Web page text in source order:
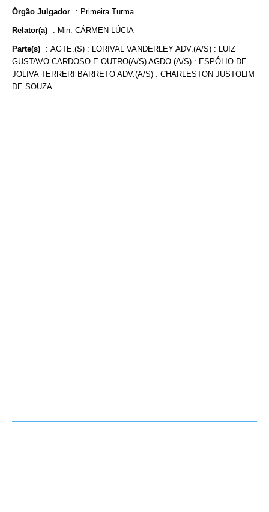
Órgão Julgador : Primeira Turma
Relator(a) : Min. CÁRMEN LÚCIA
Parte(s) : AGTE.(S) : LORIVAL VANDERLEY ADV.(A/S) : LUIZ
GUSTAVO CARDOSO E OUTRO(A/S) AGDO.(A/S) : ESPÓLIO DE
JOLIVA TERRERI BARRETO ADV.(A/S) : CHARLESTON JUSTOLIM
DE SOUZA